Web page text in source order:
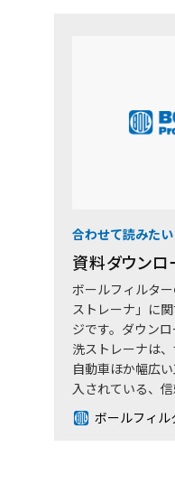
合わせて読みたい
資料ダウンロ
ボールフィルタ
ストレーナ」に
ジです。ダウン
洗ストレーナは
自動車ほか幅広
入されている、
ボールフィル